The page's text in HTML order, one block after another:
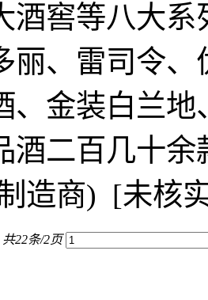
酒窖等八大
丽、雷司令
、金装白兰地
酒二百几十余
造商) [未核
共22条/2页